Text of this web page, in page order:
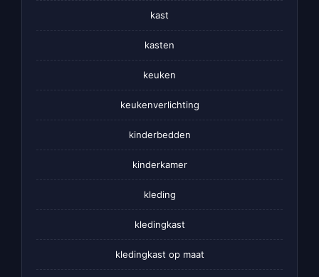
kast
kasten
keuken
keukenverlichting
kinderbedden
kinderkamer
kleding
kledingkast
kledingkast op maat